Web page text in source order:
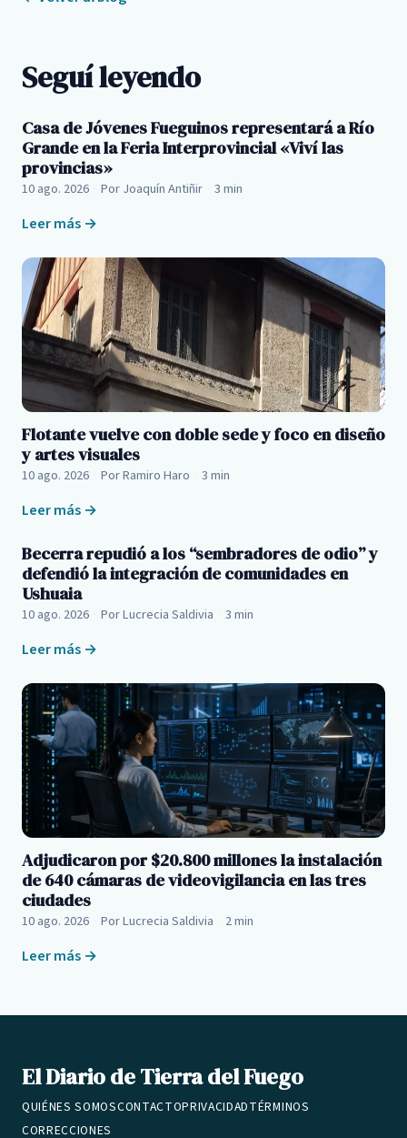
Seguí leyendo
Casa de Jóvenes Fueguinos representará a Río
Grande en la Feria Interprovincial «Viví las
provincias»
10 ago. 2026 Por Joaquín Antiñir 3 min
Leer más →
Flotante vuelve con doble sede y foco en diseño
y artes visuales
10 ago. 2026 Por Ramiro Haro 3 min
Leer más →
Becerra repudió a los “sembradores de odio” y
defendió la integración de comunidades en
Ushuaia
10 ago. 2026 Por Lucrecia Saldivia 3 min
Leer más →
Adjudicaron por $20.800 millones la instalación
de 640 cámaras de videovigilancia en las tres
ciudades
10 ago. 2026 Por Lucrecia Saldivia 2 min
Leer más →
El Diario de Tierra del Fuego
QUIÉNES SOMOSCONTACTOPRIVACIDADTÉRMINOS
CORRECCIONES